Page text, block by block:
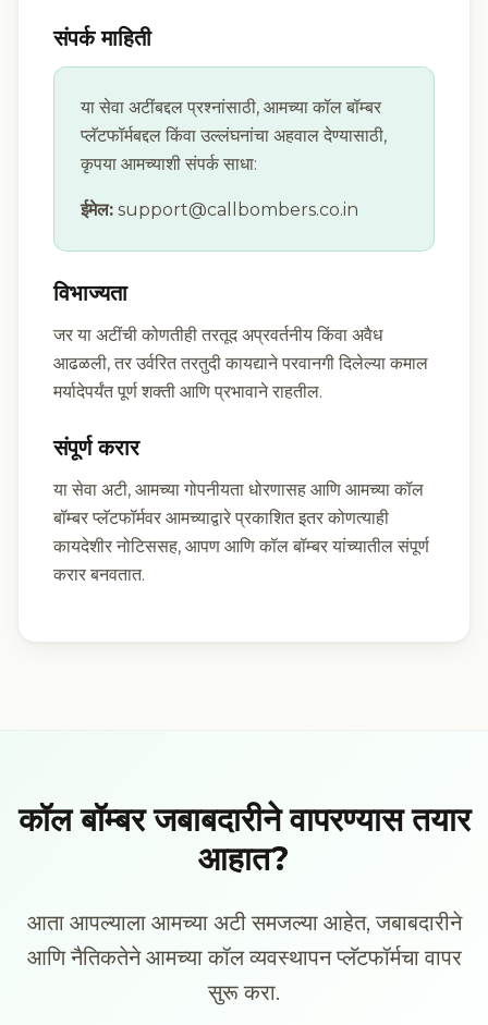
संपर्क माहिती
या सेवा अटींबद्दल प्रश्नांसाठी, आमच्या कॉल बॉम्बर
प्लॅटफॉर्मबद्दल किंवा उल्लंघनांचा अहवाल देण्यासाठी,
कृपया आमच्याशी संपर्क साधा:
ईमेल: support@callbombers.co.in
विभाज्यता
जर या अटींची कोणतीही तरतूद अप्रवर्तनीय किंवा अवैध
आढळली, तर उर्वरित तरतुदी कायद्याने परवानगी दिलेल्या कमाल
मर्यादेपर्यंत पूर्ण शक्ती आणि प्रभावाने राहतील.
संपूर्ण करार
या सेवा अटी, आमच्या गोपनीयता धोरणासह आणि आमच्या कॉल
बॉम्बर प्लॅटफॉर्मवर आमच्याद्वारे प्रकाशित इतर कोणत्याही
कायदेशीर नोटिससह, आपण आणि कॉल बॉम्बर यांच्यातील संपूर्ण
करार बनवतात.
कॉल बॉम्बर जबाबदारीने वापरण्यास तयार
आहात?
आता आपल्याला आमच्या अटी समजल्या आहेत, जबाबदारीने
आणि नैतिकतेने आमच्या कॉल व्यवस्थापन प्लॅटफॉर्मचा वापर
सुरू करा.